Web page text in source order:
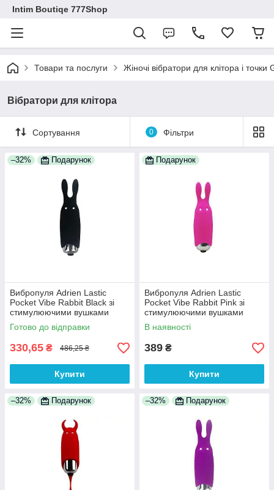
Intim Boutiqe 777Shop
Товари та послуги Жіночі вібратори для клітора і
Вібратори для клітора
Сортування 0 Фільтри
–32% Подарунок
Вибропуля Adrien Lastic
Pocket Vibe Rabbit Black зі
стимулюючими вушками
100% Анонімності
Готово до відправки
330,65 ₴ 486,25 ₴
Купити
Подарунок
Вибропуля Adrien Lastic
Pocket Vibe Rabbit Pink зі
стимулюючими вушками
100% Анонімності
В наявності
389 ₴
Купити
–32% Подарунок –32% Подарунок